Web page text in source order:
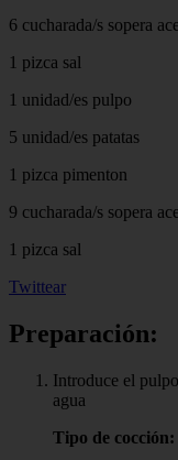
6 cucharada/s sopera
1 pizca sal
1 unidad/es pulpo
5 unidad/es patatas
1 pizca pimenton
9 cucharada/s sopera
1 pizca sal
Twittear
Preparación:
Introduce el
agua
Tipo de cocción: